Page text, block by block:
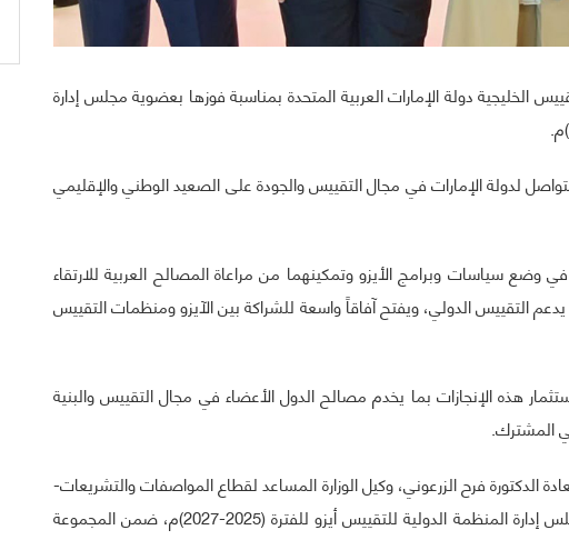
الخليجية دولة الإمارات العربية المتحدة بمناسبة فوزها بعضوية مجلس إدارة
لدولة الإمارات في مجال التقييس والجودة على الصعيد الوطني والإقليمي
وضع سياسات وبرامج الأيزو وتمكينهما من مراعاة المصالح العربية للارتقاء
التقييس الدولي، ويفتح آفاقاً واسعة للشراكة بين الآيزو ومنظمات التقييس
هذه الإنجازات بما يخدم مصالح الدول الأعضاء في مجال التقييس والبنية
المشترك.
الدكتورة فرح الزرعوني، وكيل الوزارة المساعد لقطاع المواصفات والتشريعات-
وزارة الصناعة والتكنولوجيا المتقدمة- بعضوية مجلس إدارة المنظمة الدولية للتقييس أيزو للفترة (2025-2027)م، ضمن المجموعة